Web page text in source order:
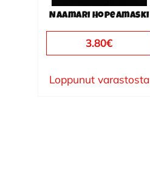
Naamari Hopeamaski
3.80€
Loppunut varastosta